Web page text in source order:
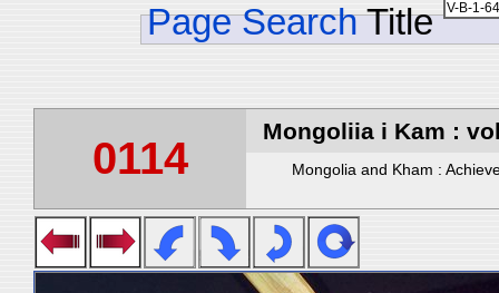
Page Search Title
0114
Mongoliia i Kam :
Mongolia and Kham :